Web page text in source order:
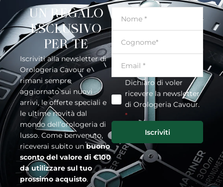
UN REGALO
ESCLUSIVO
PER TE
Iscriviti alla newsletter di
Orologeria Cavour e
rimani sempre
aggiornato sui nuovi
arrivi, le offerte speciali e
le ultime novità dal
mondo dell’orologeria di
lusso. Come benvenuto,
riceverai subito unbuono
sconto del valore di €100
da utilizzare sul tuo
prossimo acquisto.
Dichiaro di voler
ricevere la newsletter
di Orologeria Cavour.
*
Iscriviti